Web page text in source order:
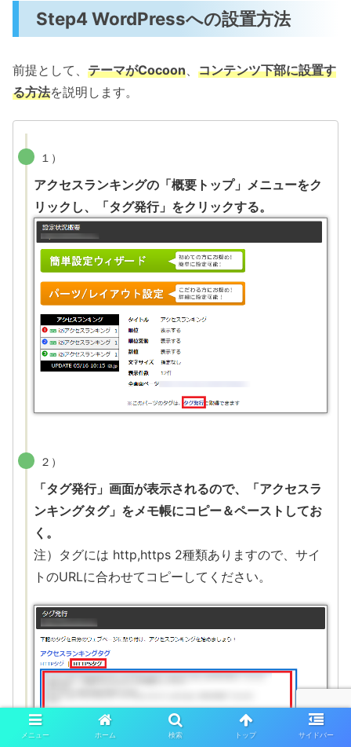
Step4 WordPressへの設置方法
前提として、 テーマがCocoon、 コンテンツ下部に設置す
る方法を説明します。
１）
アクセスランキングの「概要トップ」メニューをク
リックし、「タグ発行」をクリックする。
２）
「タグ発行」画面が表示されるので、「アクセスラ
ンキングタグ」をメモ帳にコピー＆ペーストしてお
く。
注）タグには http,https 2種類ありますので、サイ
トのURLに合わせてコピーしてください。
メニュー ホーム 検索 トップ サイドバー